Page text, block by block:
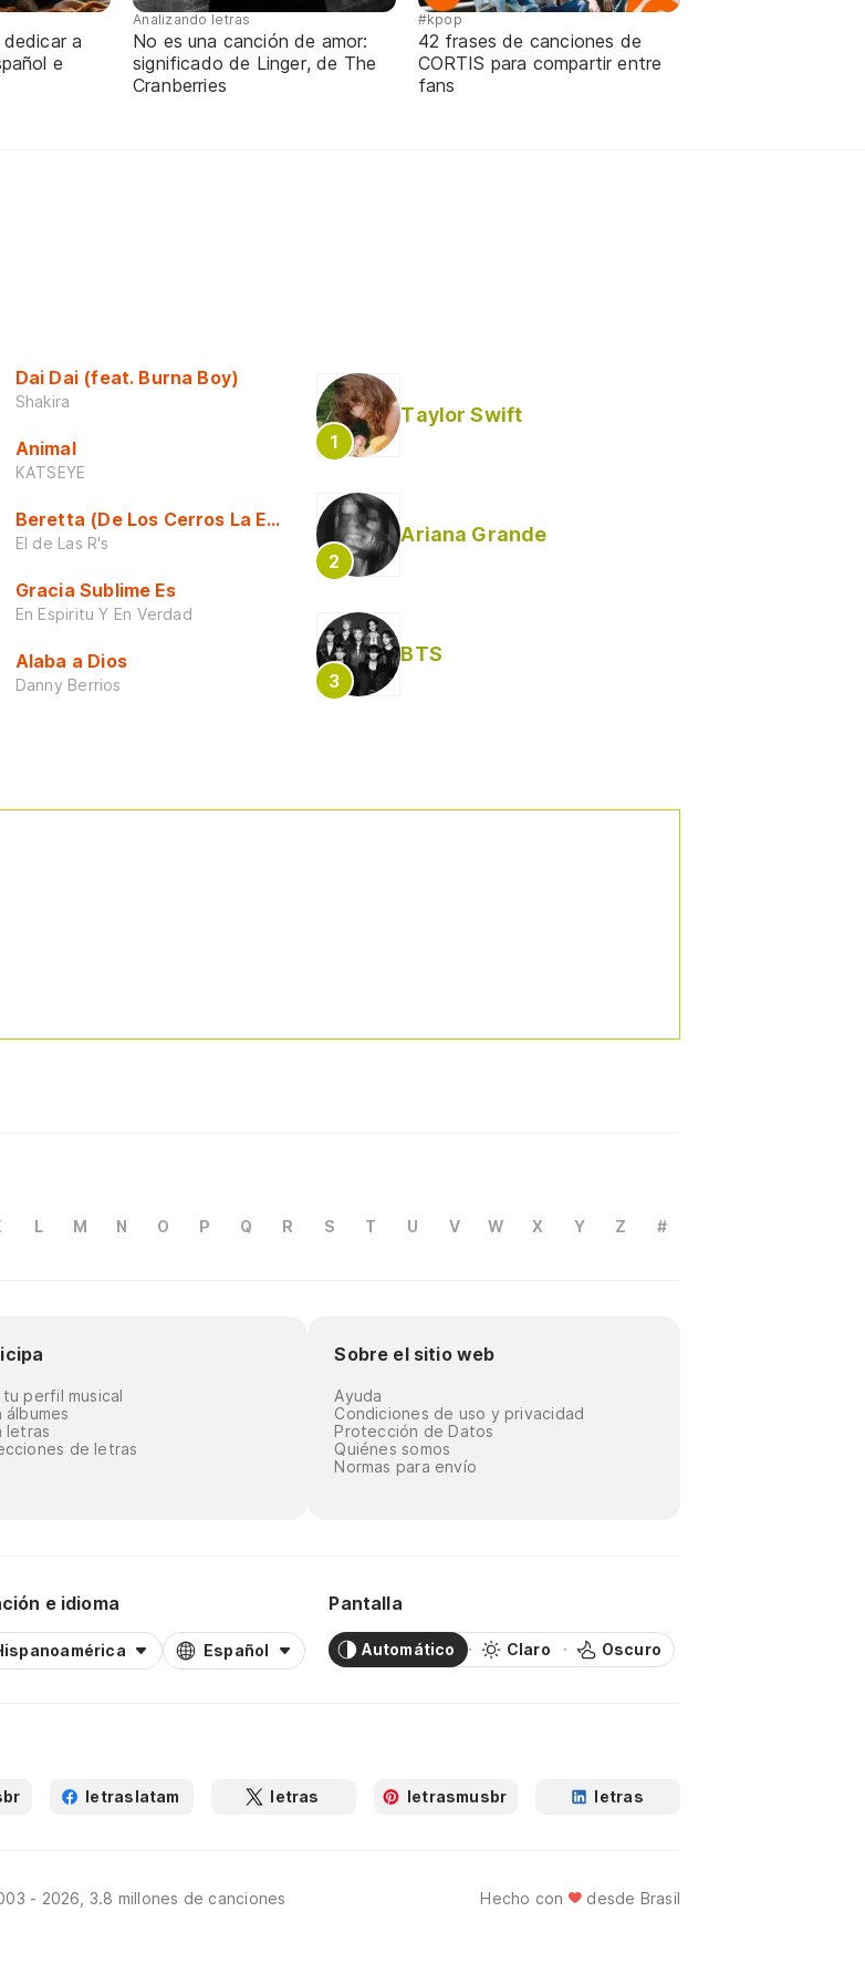
a
e
Analizando letras
No es una canción de amor:
significado de Linger, de The
Cranberries
#kpop
42 frases de canciones de
CORTIS para compartir entre
fans
Dai Dai (feat. Burna Boy)
Shakira
Animal
KATSEYE
Beretta (De Los Cerros La Escuela)
El de Las R's
Gracia Sublime Es
En Espiritu Y En Verdad
Alaba a Dios
Danny Berrios
Taylor Swift
Ariana Grande
BTS
L M N O P Q R S T U V W X Y Z #
tu perfil musical
álbumes
letras
de letras
Sobre el sitio web
Ayuda
Condiciones de uso y privacidad
Protección de Datos
Quiénes somos
Normas para envío
e idioma
Español
Pantalla
Automático Claro Oscuro
letraslatam letras letrasmusbr letras
- 2026, 3.8 millones de canciones Hecho con desde Brasil